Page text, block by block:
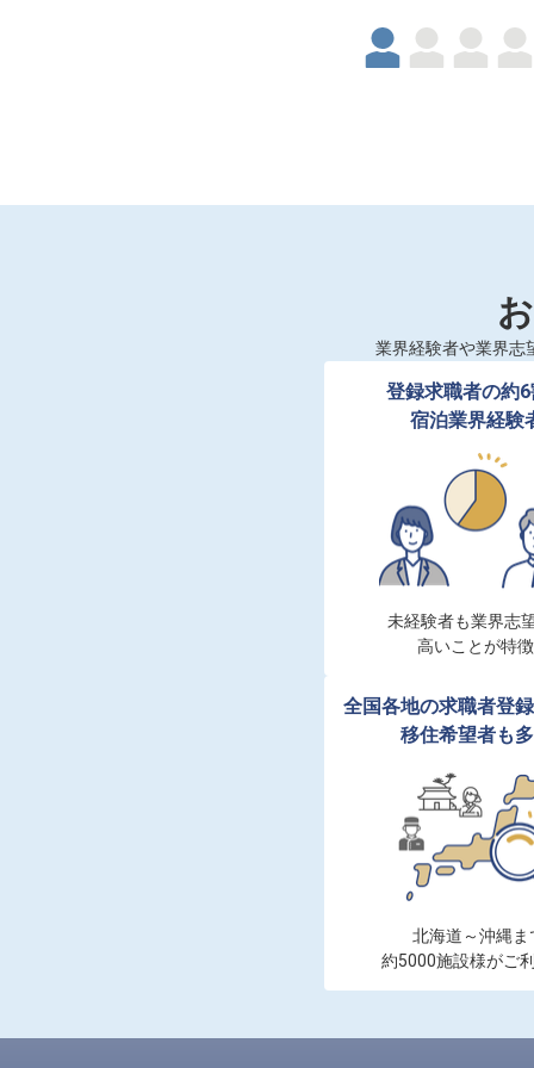
業界経験者や業界志
登録求職者の約
宿泊業界経験
未経験者も業界志
高いことが特徴
全国各地の求職者登
移住希望者も
北海道～沖縄ま
約5000施設様がご